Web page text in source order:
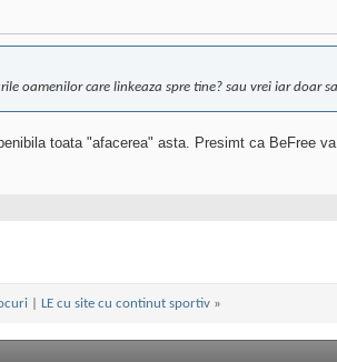
oamenilor care linkeaza spre tine? sau vrei iar doar
toata "afacerea" asta. Presimt ca BeFree
LE cu site cu continut sportiv »